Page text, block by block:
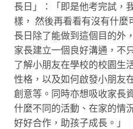
長日」：「即是他考完試，
樣， 然後再看看有沒有什麼
長日除了能做到這個目的外
家長建立一個良好溝通，不
了解小朋友在學校的校園生
性格，以及如何啟發小朋友
創意等。同時亦想吸收家長
什麼不同的活動、在家的情
好好合作，助孩子成長。」